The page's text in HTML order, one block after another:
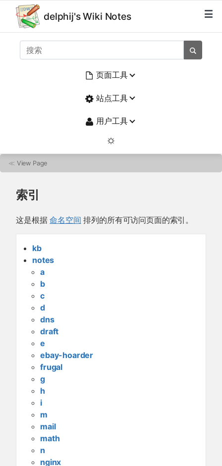
delphij's Wiki Notes
页面工具
站点工具
用户工具
≪ View Page
索引
这是根据命名空间 排列的所有可访问页面的索引。
kb
notes
a
b
c
d
dns
draft
e
ebay-hoarder
frugal
g
h
i
m
mail
math
n
nginx